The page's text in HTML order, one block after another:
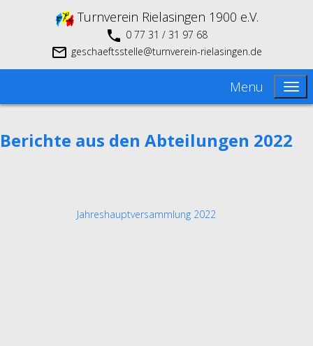
Turnverein Rielasingen 1900 e.V.
0 77 31 / 31 97 68
geschaeftsstelle@turnverein-rielasingen.de
Menu
Berichte aus den Abteilungen 2022
Jahreshauptversammlung 2022